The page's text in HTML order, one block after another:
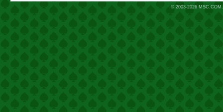
© 2003-2026